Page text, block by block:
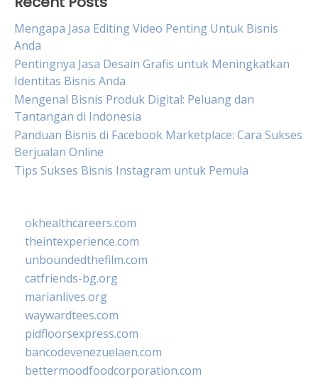
Mengapa Jasa Editing Video Penting Untuk Bisnis
Anda
Pentingnya Jasa Desain Grafis untuk Meningkatkan
Identitas Bisnis Anda
Mengenal Bisnis Produk Digital: Peluang dan
Tantangan di Indonesia
Panduan Bisnis di Facebook Marketplace: Cara Sukses
Berjualan Online
Tips Sukses Bisnis Instagram untuk Pemula
okhealthcareers.com
theintexperience.com
unboundedthefilm.com
catfriends-bg.org
marianlives.org
waywardtees.com
pidfloorsexpress.com
bancodevenezuelaen.com
bettermoodfoodcorporation.com